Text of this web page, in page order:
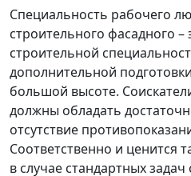
Специальность рабочего
строительного фасадного –
строительной
дополнительной
большой высоте.
должны обладать
отсутствие
Соответственно и ценится
в случае стандартных